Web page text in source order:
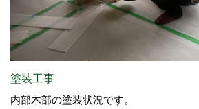
塗装工事
内部木部の塗装状況です。